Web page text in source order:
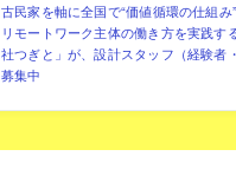
古民家を軸に全国で“価値循環の仕組み”
リモートワーク主体の働き方を実践す
社つぎと」が、設計スタッフ（経験者
募集中